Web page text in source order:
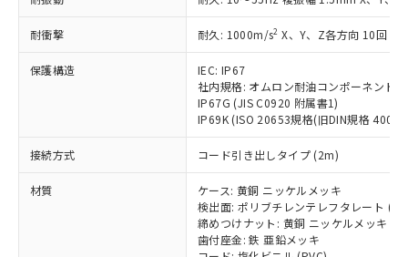
耐衝撃 耐久: 1000m/s2 X、Y、Z各方向 10回
保護構造
IEC: IP67
社内規格: オムロン耐油コンポーネント
IP67G (JIS C0920 附属書1)
IP69K (ISO 20653規格(旧DIN規格
接続方式 コード引き出しタイプ (2m)
材質
ケース: 黄銅 ニッケルメッキ
検出面: ポリブチレンテレフタレート
締めつけナット: 黄銅 ニッケルメッキ
歯付座金: 鉄 亜鉛メッキ
タに基づき作成されるものであり、閲
覧された時点での実際の在庫および標
準価格とは異なる場合があることをご
了承ください。
正式な納期状況および標準価格はお客
様のお取引先、またはお客様担当のオ
ムロン制御機器販売店・当社販売員に
ご相談ください。
オムロン制御機器販売店や当社販売拠
販売ネットワーク
」をご確認
在庫状況および標準価格結果を当社の
事前の承諾なく第三者に漏洩または開
鉛(Pb) 1000ppm以下、 水銀(Hg) 1000ppm以下、 カド
ミウム(Cd) 100ppm以下、
六価クロム(Cr(Ⅵ)) 1000ppm以下、ポリ臭化ビフェニル
類(PBB) 1000ppm以下、ポリ臭化ジフェニルエーテル類
(PBDE) 1000ppm以下、フタル酸ビス(2-エチルヘキシ
ル) (DEHP)(別名：DOP) 1000ppm以下、フタル酸ブチ
ルベンジル（BBP） 1000ppm以下、フタル酸ジブチル
（DBP） 1000ppm以下、フタル酸ジイソブチル
但し、RoHS指令で産業用監視および制御機器に対する
適用除外項目は除く。
フタル酸エステル類の４物質については閾値を超える意
図的な使用がないことを確認しています。
*中国RoHS10物質の基準値 (GB/T26572)：
Pb(鉛) :1000ppm、 Hg(水銀) : 1000ppm、 Cd(カドミウ
Cr(Ⅵ)(六価クロム) : 1000ppm、 PBBs(ポリ臭化ビフェ
ニル類) : 1000ppm、 PBDEs(ポリ臭化ジフェニルエーテ
DBP(フタル酸ジブチル) : 1000ppm、 DIBP(フタル酸ジ
イソブチル) : 1000ppm、 BBP(フタル酸ブチルベンジ
DEHP(フタル酸ビス(2-エチルヘキシル)) : 1000ppm
※2 環境保護使用期限
「ｅ」：有害物質（10物質）のすべてが基
準値以下であることを示します。
または国外への提供する場合は、日本
国政府の輸出許可(または役務取引許
可)を取得するなどの必要な手続きを
当社は規制貨物を破棄する場合は、完
全に破砕するなど、違法に輸出されな
いよう必要な手段を講じます。
当社は貴社製品を、核兵器、ミサイ
ル、化学兵器、生物兵器またはその他
武器並びにこれらの製造装置等に一切
使用いたしません。
当社は、貴社製品を第三者に販売する
場合は、上記1、2および3の内容を当
該第三者に通知します。また当社は、
一定数以上の在庫あり
一定数には満たないが在庫あり
在庫なし(最新の在庫状況につ
いては、お客様のお取引先、ま
たはお客様担当のオムロン制御
機器販売店・当社販売員にご確
認ください)